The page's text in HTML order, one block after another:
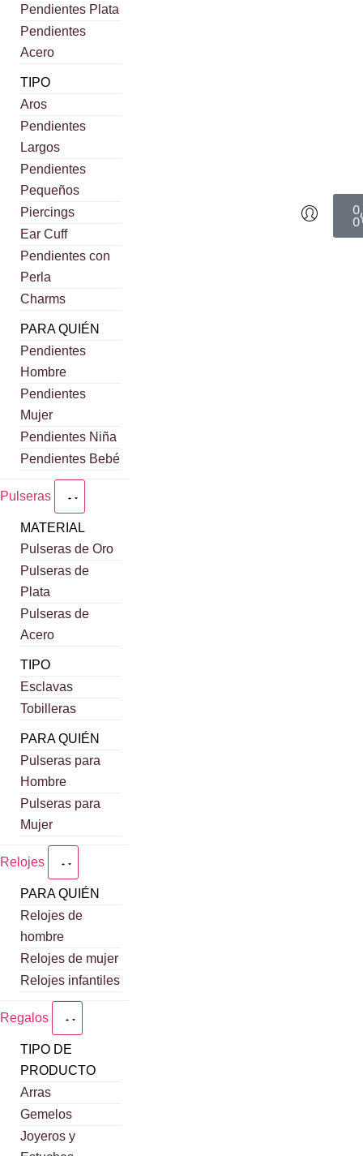
Pendientes Plata
Pendientes
Acero
TIPO
Aros
Pendientes
Largos
Pendientes
Pequeños
Piercings
Ear Cuff
Pendientes con
Perla
Charms
PARA QUIÉN
Pendientes
Hombre
Pendientes
Mujer
Pendientes Niña
Pendientes Bebé
Pulseras
MATERIAL
Pulseras de Oro
Pulseras de
Plata
Pulseras de
Acero
TIPO
Esclavas
Tobilleras
PARA QUIÉN
Pulseras para
Hombre
Pulseras para
Mujer
Relojes
PARA QUIÉN
Relojes de
hombre
Relojes de mujer
Relojes infantiles
Regalos
TIPO DE
PRODUCTO
Arras
Gemelos
Joyeros y
0